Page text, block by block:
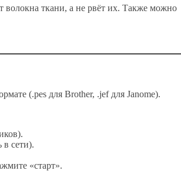
волокна ткани, а не рвёт их. Также можно
(.pes для Brother, .jef для Janome).
сети).
«старт».